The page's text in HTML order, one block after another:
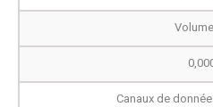
Canaux de